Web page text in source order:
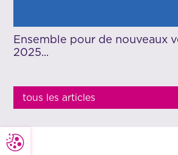
Ensemble pour de nouveaux
2025...
tous les articles